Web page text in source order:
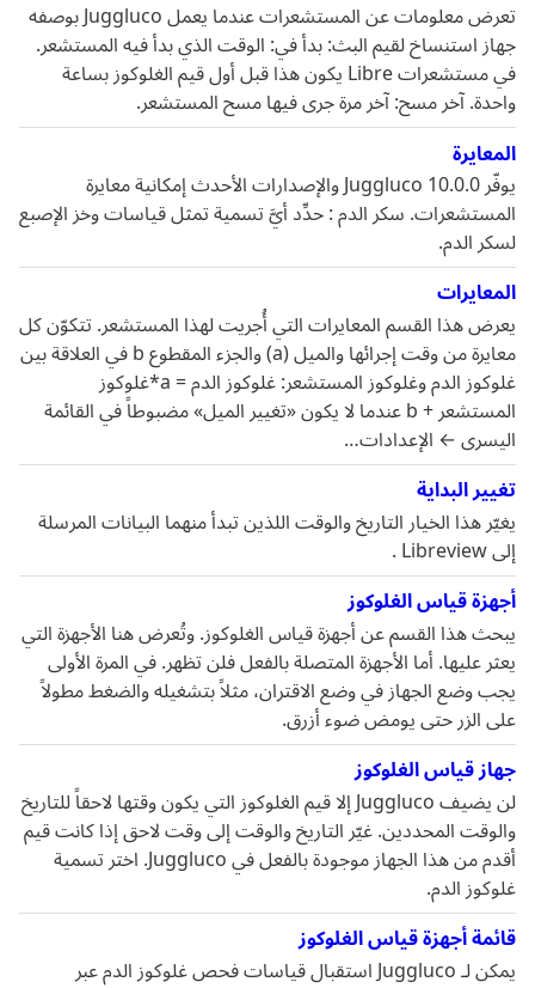
تعرض معلومات عن المستشعرات عندما يعمل Juggluco بوصفه
جهاز استنساخ لقيم البث: بدأ في: الوقت الذي بدأ فيه المستشعر.
في مستشعرات Libre يكون هذا قبل أول قيم الغلوكوز بساعة
واحدة. آخر مسح: آخر مرة جرى فيها مسح المستشعر.
المعايرة
يوفّر Juggluco 10.0.0 والإصدارات الأحدث إمكانية معايرة
المستشعرات. سكر الدم : حدِّد أيَّ تسمية تمثل قياسات وخز الإصبع
لسكر الدم.
المعايرات
يعرض هذا القسم المعايرات التي أُجريت لهذا المستشعر. تتكوّن كل
معايرة من وقت إجرائها والميل (a) والجزء المقطوع b في العلاقة بين
غلوكوز الدم وغلوكوز المستشعر: غلوكوز الدم = a*غلوكوز
المستشعر + b عندما لا يكون «تغيير الميل» مضبوطاً في القائمة
اليسرى ← الإعدادات…
تغيير البداية
يغيّر هذا الخيار التاريخ والوقت اللذين تبدأ منهما البيانات المرسلة
إلى Libreview .
أجهزة قياس الغلوكوز
يبحث هذا القسم عن أجهزة قياس الغلوكوز. وتُعرض هنا الأجهزة التي
يعثر عليها. أما الأجهزة المتصلة بالفعل فلن تظهر. في المرة الأولى
يجب وضع الجهاز في وضع الاقتران، مثلاً بتشغيله والضغط مطولاً
على الزر حتى يومض ضوء أزرق.
جهاز قياس الغلوكوز
لن يضيف Juggluco إلا قيم الغلوكوز التي يكون وقتها لاحقاً للتاريخ
والوقت المحددين. غيّر التاريخ والوقت إلى وقت لاحق إذا كانت قيم
أقدم من هذا الجهاز موجودة بالفعل في Juggluco. اختر تسمية
غلوكوز الدم.
قائمة أجهزة قياس الغلوكوز
يمكن لـ Juggluco استقبال قياسات فحص غلوكوز الدم عبر